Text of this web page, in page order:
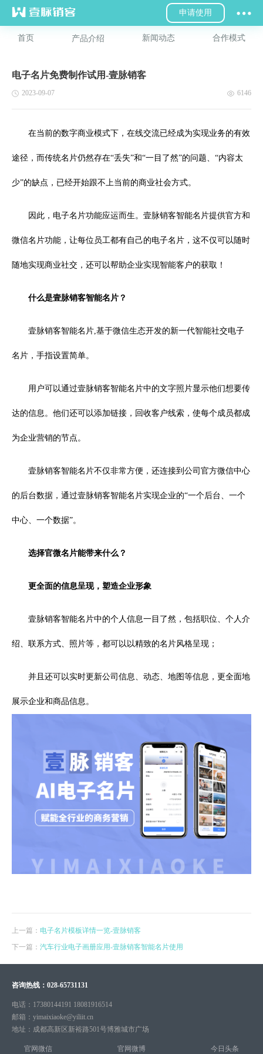
申请使用
首页 产品介绍 新闻动态 合作模式
电子名片免费制作试用-壹脉销客
2023-09-07 6146
在当前的数字商业模式下，在线交流已经成为实现业务的有效
途径，而传统名片仍然存在“丢失”和“一目了然”的问题、“内容太
少”的缺点，已经开始跟不上当前的商业社会方式。
因此，电子名片功能应运而生。壹脉销客智能名片提供官方和
微信名片功能，让每位员工都有自己的电子名片，这不仅可以随时
随地实现商业社交，还可以帮助企业实现智能客户的获取！
什么是壹脉销客智能名片？
壹脉销客智能名片,基于微信生态开发的新一代智能社交电子
名片，手指设置简单。
用户可以通过壹脉销客智能名片中的文字照片显示他们想要传
达的信息。他们还可以添加链接，回收客户线索，使每个成员都成
为企业营销的节点。
壹脉销客智能名片不仅非常方便，还连接到公司官方微信中心
的后台数据，通过壹脉销客智能名片实现企业的“一个后台、一个
中心、一个数据”。
选择官微名片能带来什么？
更全面的信息呈现，塑造企业形象
壹脉销客智能名片中的个人信息一目了然，包括职位、个人介
绍、联系方式、照片等，都可以以精致的名片风格呈现；
并且还可以实时更新公司信息、动态、地图等信息，更全面地
展示企业和商品信息。
上一篇： 电子名片模板详情一览-壹脉销客
下一篇： 汽车行业电子画册应用-壹脉销客智能名片使用
咨询热线： 028-65731131
电话： 17380144191 18081916514
邮箱： yimaixiaoke@yiliit.cn
地址： 成都高新区新裕路501号博雅城市广场
官网微信 官网微博 今日头条